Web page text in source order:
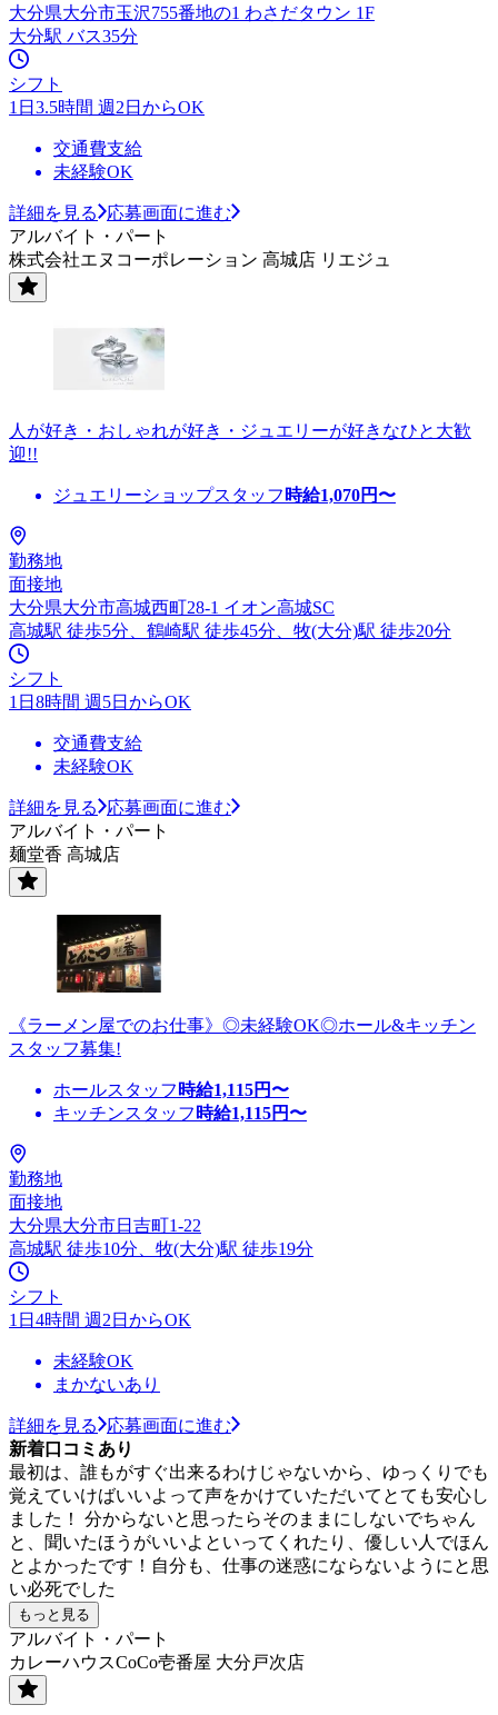
大分県大分市玉沢755番地の1 わさだタウン 1F
大分駅 バス35分
シフト
1日3.5時間 週2日からOK
交通費支給
未経験OK
詳細を見る
応募画面に進む
アルバイト・パート
株式会社エヌコーポレーション 高城店 リエジュ
人が好き・おしゃれが好き・ジュエリーが好きなひと大歓
迎!!
ジュエリーショップスタッフ 時給1,070円〜
勤務地
面接地
大分県大分市高城西町28-1 イオン高城SC
高城駅 徒歩5分、鶴崎駅 徒歩45分、牧(大分)駅 徒歩20分
シフト
1日8時間 週5日からOK
交通費支給
未経験OK
詳細を見る
応募画面に進む
アルバイト・パート
麺堂香 高城店
《ラーメン屋でのお仕事》◎未経験OK◎ホール&キッチン
スタッフ募集!
ホールスタッフ 時給1,115円〜
キッチンスタッフ 時給1,115円〜
勤務地
面接地
大分県大分市日吉町1-22
高城駅 徒歩10分、牧(大分)駅 徒歩19分
シフト
1日4時間 週2日からOK
未経験OK
まかないあり
詳細を見る
応募画面に進む
新着口コミあり
最初は、誰もがすぐ出来るわけじゃないから、ゆっくりでも
覚えていけばいいよって声をかけていただいてとても安心し
ました！ 分からないと思ったらそのままにしないでちゃん
と、聞いたほうがいいよといってくれたり、優しい人でほん
とよかったです！自分も、仕事の迷惑にならないようにと思
い必死でした
もっと見る
アルバイト・パート
カレーハウスCoCo壱番屋 大分戸次店